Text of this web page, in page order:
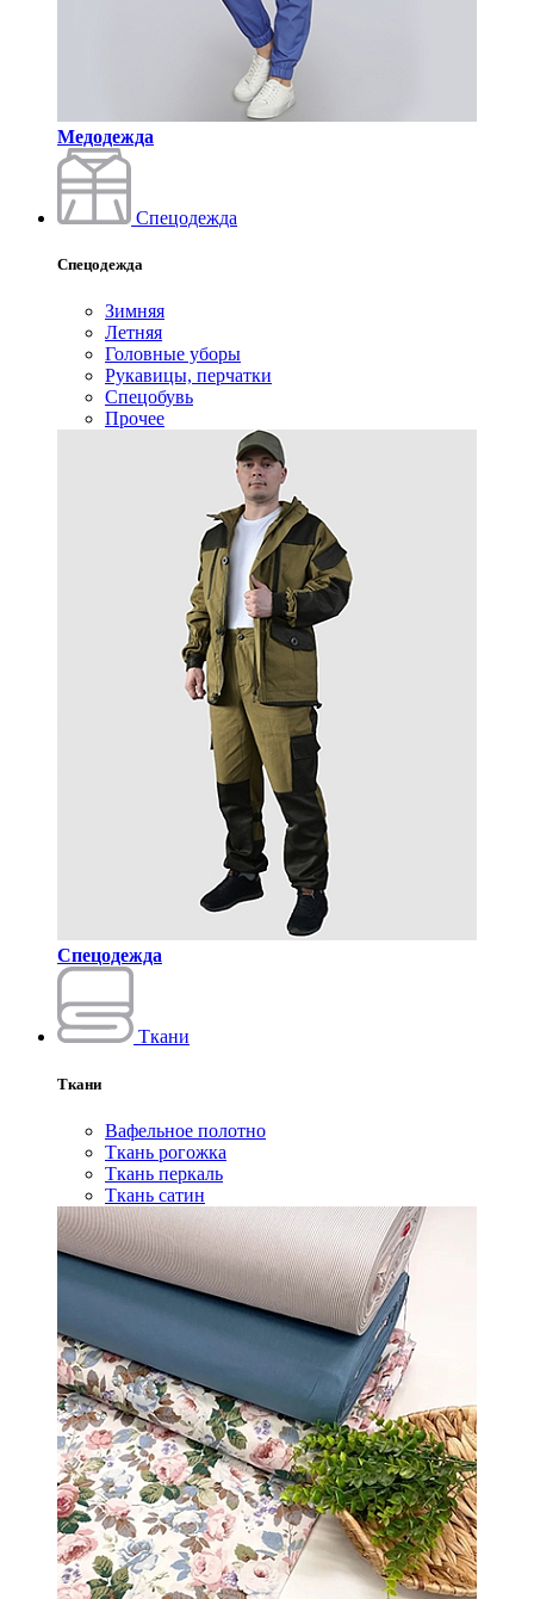
Медодежда
Спецодежда
Спецодежда
Зимняя
Летняя
Головные уборы
Рукавицы, перчатки
Спецобувь
Прочее
Спецодежда
Ткани
Ткани
Вафельное полотно
Ткань рогожка
Ткань перкаль
Ткань сатин